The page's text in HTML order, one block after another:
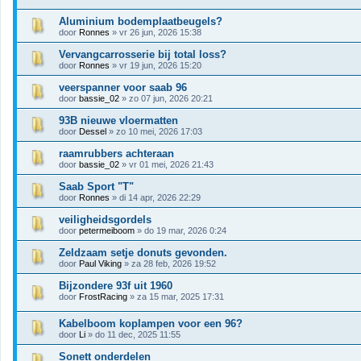
Aluminium bodemplaatbeugels?
door Ronnes » vr 26 jun, 2026 15:38
Vervangcarrosserie bij total loss?
door Ronnes » vr 19 jun, 2026 15:20
veerspanner voor saab 96
door bassie_02 » zo 07 jun, 2026 20:21
93B nieuwe vloermatten
door Dessel » zo 10 mei, 2026 17:03
raamrubbers achteraan
door bassie_02 » vr 01 mei, 2026 21:43
Saab Sport "T"
door Ronnes » di 14 apr, 2026 22:29
veiligheidsgordels
door petermeiboom » do 19 mar, 2026 0:24
Zeldzaam setje donuts gevonden.
door Paul Viking » za 28 feb, 2026 19:52
Bijzondere 93f uit 1960
door FrostRacing » za 15 mar, 2025 17:31
Kabelboom koplampen voor een 96?
door Li » do 11 dec, 2025 11:55
Sonett onderdelen